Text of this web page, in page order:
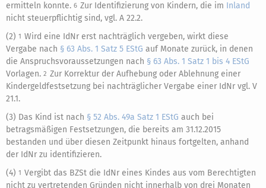
ermitteln konnte. 6 Zur Identifizierung von Kindern, die im Inland
nicht steuerpflichtig sind, vgl. A 22.2.
(2) 1 Wird eine IdNr erst nachträglich vergeben, wirkt diese
Vergabe nach § 63 Abs. 1 Satz 5 EStG auf Monate zurück, in denen
die Anspruchsvoraussetzungen nach § 63 Abs. 1 Satz 1 bis 4 EStG
Vorlagen. 2 Zur Korrektur der Aufhebung oder Ablehnung einer
Kindergeldfestsetzung bei nachträglicher Vergabe einer IdNr vgl. V
21.1.
(3) Das Kind ist nach § 52 Abs. 49a Satz 1 EStG auch bei
betragsmäßigen Festsetzungen, die bereits am 31.12.2015
bestanden und über diesen Zeitpunkt hinaus fortgelten, anhand
der IdNr zu identifizieren.
(4) 1 Vergibt das BZSt die IdNr eines Kindes aus vom Berechtigten
nicht zu vertretenden Gründen nicht innerhalb von drei Monaten